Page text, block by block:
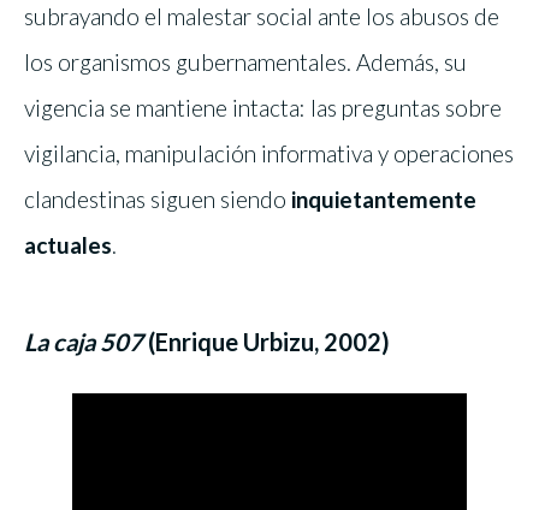
subrayando el malestar social ante los abusos de
los organismos gubernamentales. Además, su
vigencia se mantiene intacta: las preguntas sobre
vigilancia, manipulación informativa y operaciones
clandestinas siguen siendo inquietantemente
actuales.
La caja 507(Enrique Urbizu, 2002)